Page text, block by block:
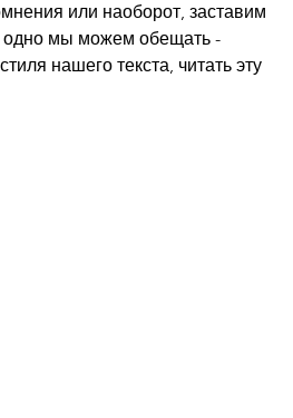
или наоборот, заставим
одно мы можем обещать -
нашего текста, читать эту